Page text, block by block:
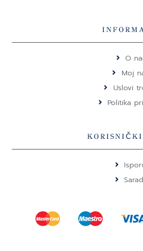
e
b
o
o
k
O
Moj
Uslovi
Politika
KORISNIČKI